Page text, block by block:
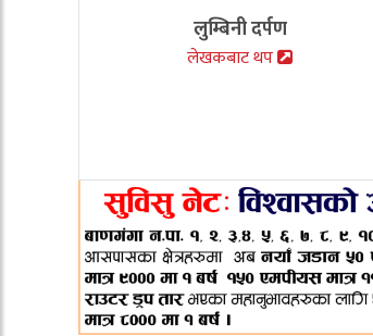
लुम्बिनी दर्पण
लेखकबाट थप